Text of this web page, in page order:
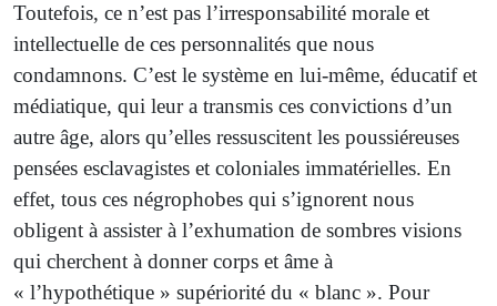
Toutefois, ce n’est pas l’irresponsabilité morale et
intellectuelle de ces personnalités que nous
condamnons. C’est le système en lui-même, éducatif et
médiatique, qui leur a transmis ces convictions d’un
autre âge, alors qu’elles ressuscitent les poussiéreuses
pensées esclavagistes et coloniales immatérielles. En
effet, tous ces négrophobes qui s’ignorent nous
obligent à assister à l’exhumation de sombres visions
qui cherchent à donner corps et âme à
« l’hypothétique » supériorité du « blanc ». Pour